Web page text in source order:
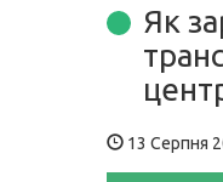
Як
13 Серпня